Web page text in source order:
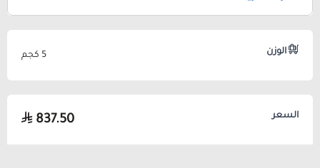
الوزن 5 كجم
السعر 837.50